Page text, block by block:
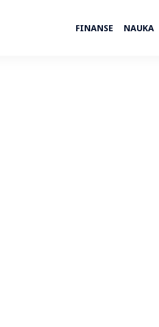
FINANSE NAUKA